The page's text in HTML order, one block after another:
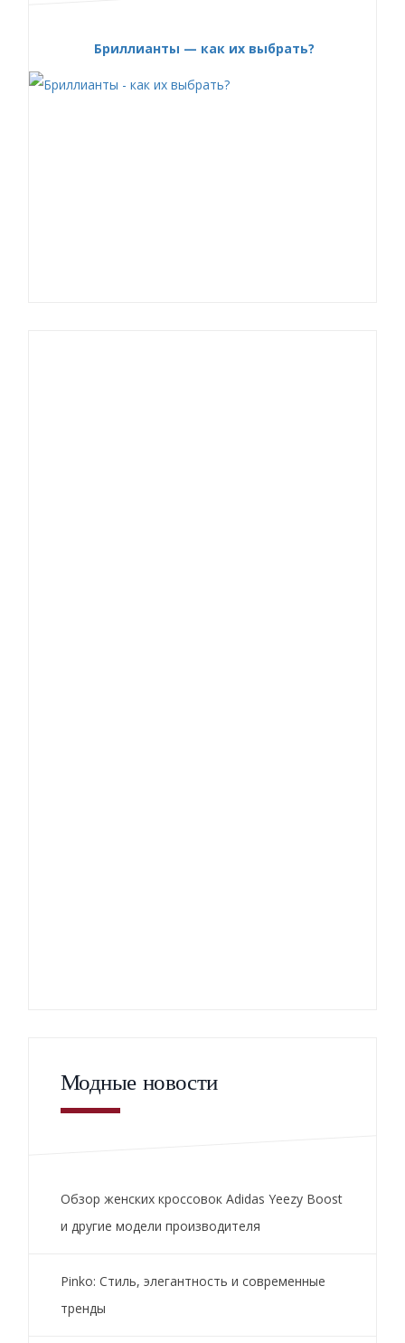
Бриллианты — как их выбрать?
Модные новости
Обзор женских кроссовок Adidas Yeezy Boost
и другие модели производителя
Pinko: Стиль, элегантность и современные
тренды